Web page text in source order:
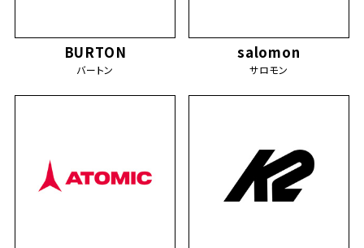
BURTON
バートン
salomon
サロモン